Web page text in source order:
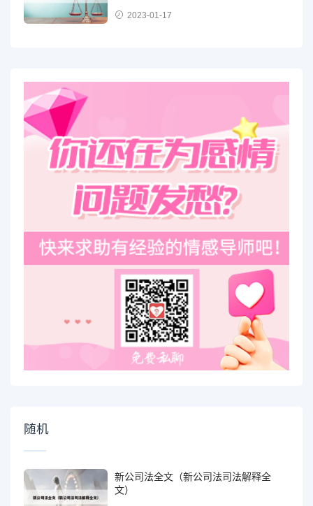
2023-01-17
随机
新公司法全文（新公司法司法解释全
文）